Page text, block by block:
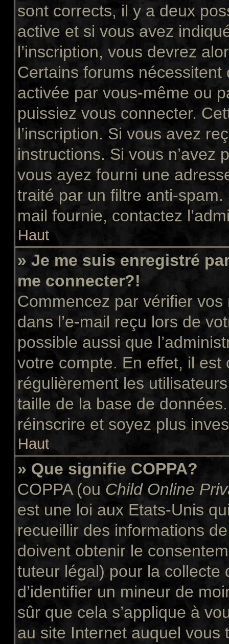
sont corrects, il y a deux
active et si vous avez
l’inscription, vous devrez
Certains forums
activée par vous-même ou
puissiez vous connecter.
l’inscription. Si vous avez
instructions. Si vous n’avez
vous ayez fourni une
traité par un filtre anti-spam.
mail fournie, contactez
Haut
» Je me suis enregistré
me connecter?!
Commencez par vérifier vos
dans l’e-mail reçu lors de
possible aussi que
votre compte. En effet, il
régulièrement les
taille de la base de
réinscrire et soyez plus
Haut
» Que signifie COPPA?
COPPA (ou Child Online
est une loi aux Etats-Unis
recueillir des informations
doivent obtenir le
tuteur légal) pour la collecte
d’identifier un mineur de
sûr que cela s’applique à
au site Internet auquel vous